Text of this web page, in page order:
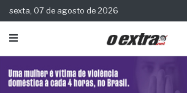
sexta, 07 de agosto de 2026